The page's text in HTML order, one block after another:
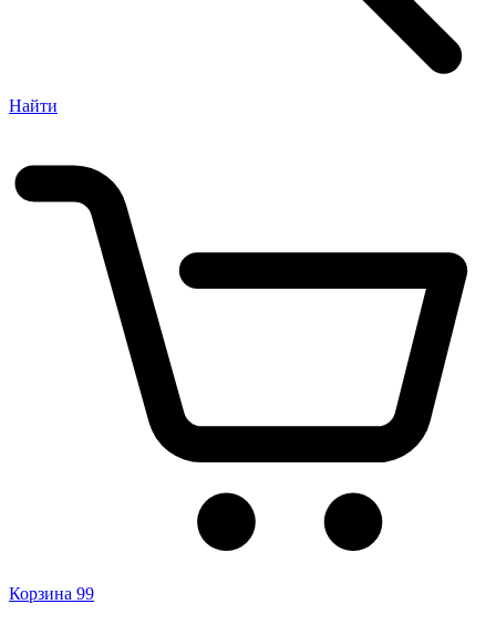
Найти
Корзина 99